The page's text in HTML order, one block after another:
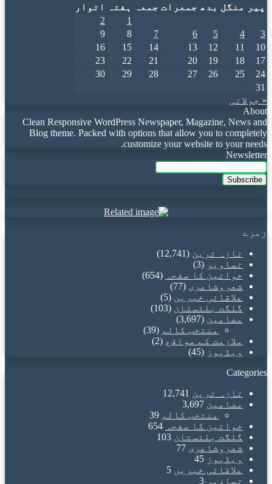
پیر
منگل بدھ جمعرات جمعہ ہفتہ
اتوار
1
2
3
4
5
6
7
8
9
10
11
12
13
14
15
16
17
18
19
20
21
22
23
24
25
26
27
28
29
30
31
« جولائی
About
Clean Responsive WordPress Newspaper, Magazine, News and
Blog theme. Packed with options that allow you to completely
customize your website to your needs.
Newsletter
Enter
your
Email
زمرے
تازہ ترین (12,741)
تصاویر (3)
خواتین کا صفحہ
(654)
شعروشاعری (77)
علاقائی خبریں (5)
گلگت بلتستان (103)
مضامین (3,697)
منتخب کالم (39)
ملازمت کے مواقع (2)
ویڈیوز (45)
Categories
تازہ ترین 12,741
مضامین 3,697
منتخب کالم 39
خواتین کا صفحہ
654
گلگت بلتستان 103
شعروشاعری 77
ویڈیوز 45
علاقائی خبریں 5
تصاویر 3